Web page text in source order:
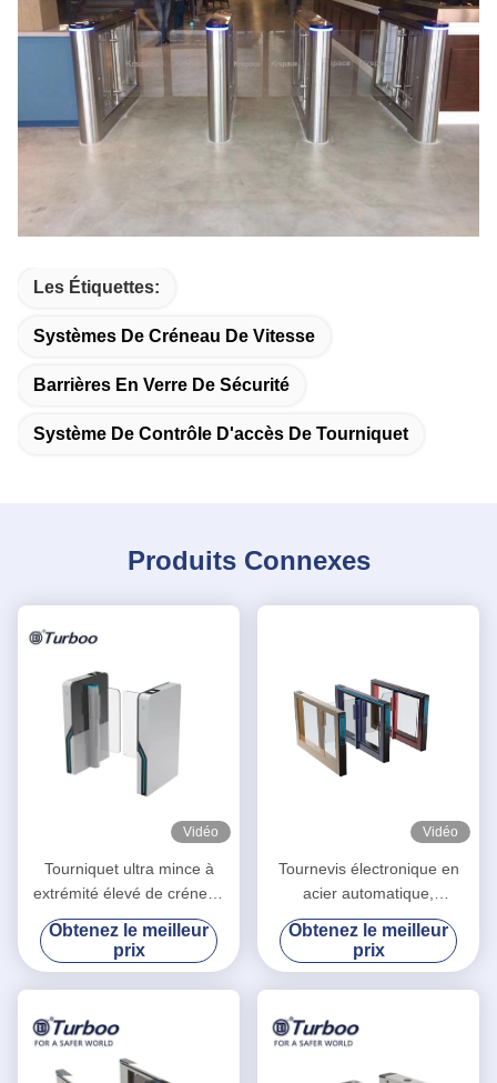
Les Étiquettes:
Systèmes De Créneau De Vitesse
Barrières En Verre De Sécurité
Système De Contrôle D'accès De Tourniquet
Produits Connexes
Vidéo
Tourniquet ultra mince à
extrémité élevé de créneau
de vitesse de contrôle
d'accès de la porte RFID de
tourniquet d'oscillation de
contrat
Obtenez le meilleur
prix
Vidéo
Tournevis électronique en
acier automatique,
reconnaissance faciale
sécurisée, barrière de
balancement étanche
Obtenez le meilleur
prix